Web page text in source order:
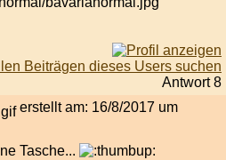
Antwort 8
erstellt am: 16/8/2017 um
Tasche...